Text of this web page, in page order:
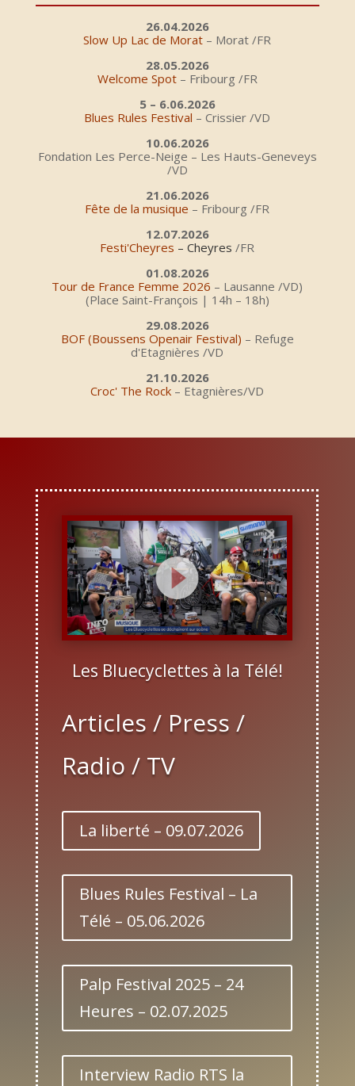
26.04.2026
Slow Up Lac de Morat – Morat /FR
28.05.2026
Welcome Spot– Fribourg /FR
5 – 6.06.2026
Blues Rules Festival – Crissier /VD
10.06.2026
Fondation Les Perce-Neige – Les Hauts-Geneveys
/VD
21.06.2026
Fête de la musique – Fribourg /FR
12.07.2026
Festi'Cheyres – Cheyres /FR
01.08.2026
Tour de France Femme 2026 – Lausanne /VD)
(Place Saint-François | 14h – 18h)
29.08.2026
BOF (Boussens Openair Festival) – Refuge
d'Etagnières /VD
21.10.2026
Croc' The Rock – Etagnières/VD
Les Bluecyclettes à la Télé!
Articles / Press /
Radio / TV
La liberté – 09.07.2026
Blues Rules Festival – La
Télé – 05.06.2026
Palp Festival 2025 – 24
Heures – 02.07.2025
Interview Radio RTS la